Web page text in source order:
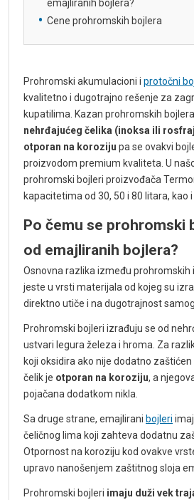
emajliranih bojlera?
Cene prohromskih bojlera
Prohromski akumulacioni i protočni
kvalitetno i dugotrajno rešenje za
kupatilima. Kazan prohromskih
nehrđajućeg čelika (inoksa ili
otporan na koroziju pa se ovakvi
proizvodom premium kvaliteta. U
prohromski bojleri proizvođača
kapacitetima od 30, 50 i 80 litara, kao i
Po čemu se prohromski
od emajliranih bojlera?
Osnovna razlika između prohromskih
jeste u vrsti materijala od kojeg su
direktno utiče i na dugotrajnost
Prohromski bojleri izrađuju se od
ustvari legura železa i hroma. Za
koji oksidira ako nije dodatno
čelik je otporan na koroziju, a
pojačana dodatkom nikla.
Sa druge strane, emajlirani bojleri
čeličnog lima koji zahteva dodatnu
Otpornost na koroziju kod ovakve
upravo nanošenjem zaštitnog sloja
Prohromski bojleri imaju duži vek